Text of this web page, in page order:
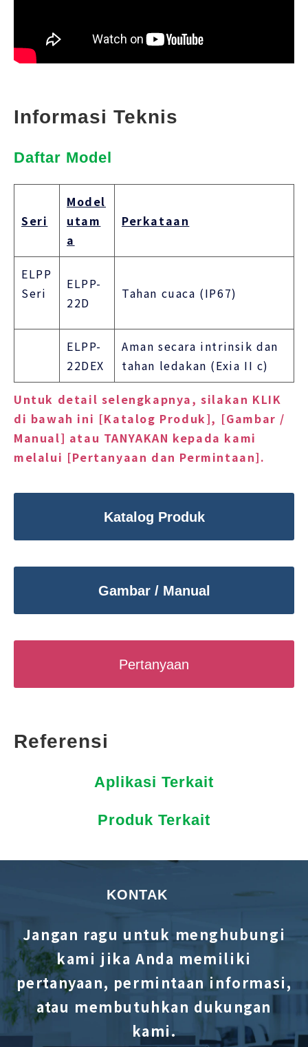
Informasi Teknis
Daftar Model
Seri
Model
utam
a
Perkataan
ELPP
Seri
ELPP-
22D
Tahan cuaca (IP67)
ELPP-
22DEX
Aman secara intrinsik dan
tahan ledakan (Exia II c)
Untuk detail selengkapnya, silakan KLIK
di bawah ini [Katalog Produk], [Gambar /
Manual] atau TANYAKAN kepada kami
melalui [Pertanyaan dan Permintaan].
Katalog Produk
Gambar / Manual
Pertanyaan
Referensi
Aplikasi Terkait
Produk Terkait
KONTAK
Jangan ragu untuk menghubungi
kami jika Anda memiliki
pertanyaan, permintaan informasi,
atau membutuhkan dukungan
kami.